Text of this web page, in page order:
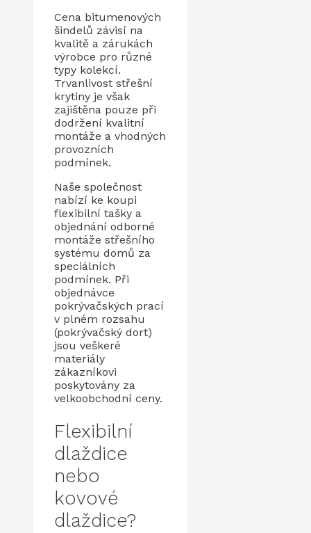
Cena bitumenových
šindelů závisí na
kvalitě a zárukách
výrobce pro různé
typy kolekcí.
Trvanlivost střešní
krytiny je však
zajištěna pouze při
dodržení kvalitní
montáže a vhodných
provozních
podmínek.
Naše společnost
nabízí ke koupi
flexibilní tašky a
objednání odborné
montáže střešního
systému domů za
speciálních
podmínek. Při
objednávce
pokrývačských prací
v plném rozsahu
(pokrývačský dort)
jsou veškeré
materiály
zákazníkovi
poskytovány za
velkoobchodní ceny.
Flexibilní
dlaždice
nebo
kovové
dlaždice?